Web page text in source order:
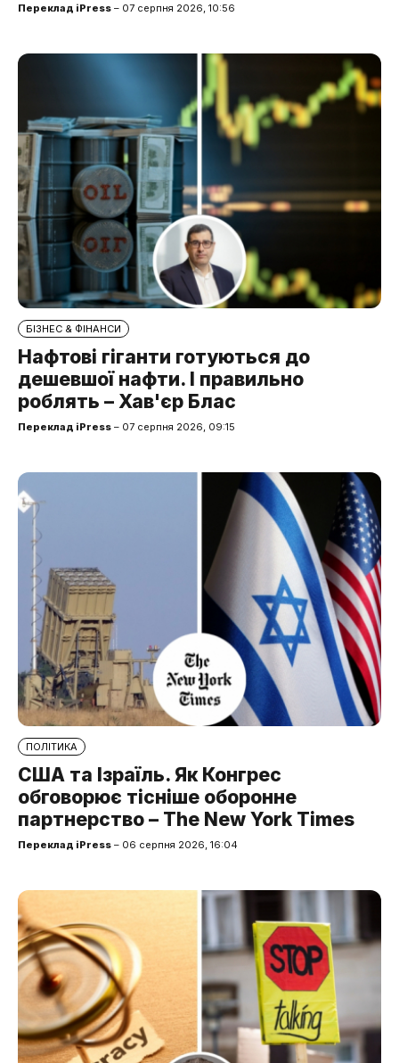
Переклад iPress – 07 серпня 2026, 10:56
БІЗНЕС & ФІНАНСИ
Нафтові гіганти готуються до
дешевшої нафти. І правильно
роблять – Хав'єр Блас
Переклад iPress – 07 серпня 2026, 09:15
ПОЛІТИКА
США та Ізраїль. Як Конгрес
обговорює тісніше оборонне
партнерство – The New York Times
Переклад iPress – 06 серпня 2026, 16:04